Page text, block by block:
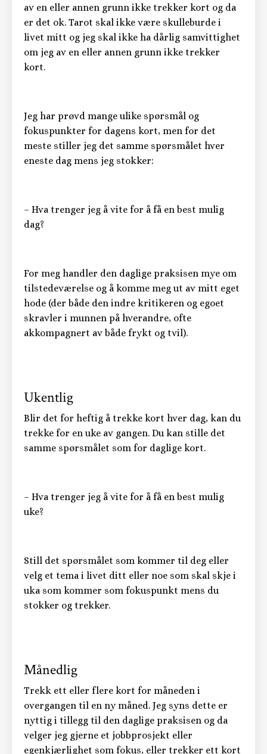
av en eller annen grunn ikke trekker kort og da
er det ok. Tarot skal ikke være skulleburde i
livet mitt og jeg skal ikke ha dårlig samvittighet
om jeg av en eller annen grunn ikke trekker
kort.
Jeg har prøvd mange ulike spørsmål og
fokuspunkter for dagens kort, men for det
meste stiller jeg det samme spørsmålet hver
eneste dag mens jeg stokker:
– Hva trenger jeg å vite for å få en best mulig
dag?
For meg handler den daglige praksisen mye om
tilstedeværelse og å komme meg ut av mitt eget
hode (der både den indre kritikeren og egoet
skravler i munnen på hverandre, ofte
akkompagnert av både frykt og tvil).
Ukentlig
Blir det for heftig å trekke kort hver dag, kan du
trekke for en uke av gangen. Du kan stille det
samme spørsmålet som for daglige kort.
– Hva trenger jeg å vite for å få en best mulig
uke?
Still det spørsmålet som kommer til deg eller
velg et tema i livet ditt eller noe som skal skje i
uka som kommer som fokuspunkt mens du
stokker og trekker.
Månedlig
Trekk ett eller flere kort for måneden i
overgangen til en ny måned. Jeg syns dette er
nyttig i tillegg til den daglige praksisen og da
velger jeg gjerne et jobbprosjekt eller
egenkjærlighet som fokus, eller trekker ett kort